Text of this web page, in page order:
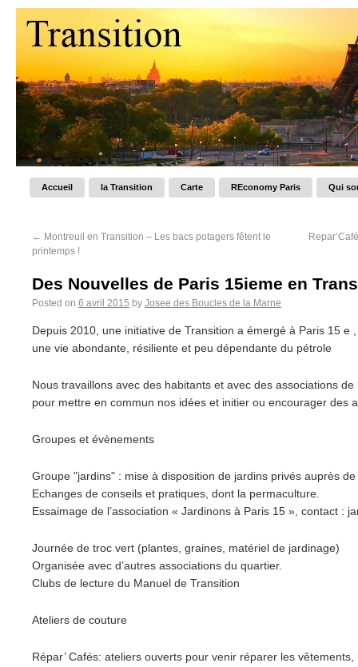
Accueil la Transition Carte REconomy Paris Qui
← Montreuil en Transition – Les bacs potagers fêtent le
printemps !
Des Nouvelles de Paris 15ieme en
Posted on 6 avril 2015 by Josee des Boucles de la Marne
Depuis 2010, une initiative de Transition a émergé à Paris 15 e
une vie abondante, résiliente et peu dépendante du pétrole
Nous travaillons avec des habitants et avec des associations
pour mettre en commun nos idées et initier ou encourager des
Groupes et évènements
Groupe "jardins" : mise à disposition de jardins privés auprès
Echanges de conseils et pratiques, dont la permaculture.
Essaimage de l’association « Jardinons à Paris 15 », contact :
Journée de troc vert (plantes, graines, matériel de jardinage)
Organisée avec d’autres associations du quartier.
Clubs de lecture du Manuel de Transition
Ateliers de couture
Répar’ Cafés: ateliers ouverts pour venir réparer les